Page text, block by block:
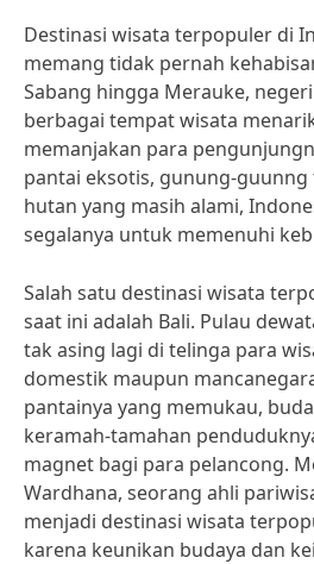
Destinasi wisata terpopuler di
memang tidak pernah
Sabang hingga Merauke,
berbagai tempat wisata
memanjakan para
pantai eksotis, gunung-
hutan yang masih alami,
segalanya untuk memenuhi
Salah satu destinasi wisata
saat ini adalah Bali. Pulau
tak asing lagi di telinga para
domestik maupun
pantainya yang memukau,
keramah-tamahan
magnet bagi para pelancong.
Wardhana, seorang ahli
menjadi destinasi wisata
karena keunikan budaya dan